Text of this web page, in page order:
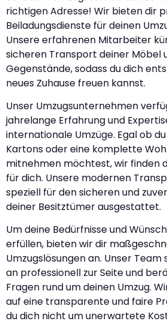
richtigen Adresse! Wir bieten dir
Beiladungsdienste für deinen
Unsere erfahrenen Mitarbeiter
sicheren Transport deiner Möbel
Gegenstände, sodass du dich
neues Zuhause freuen kannst.
Unser Umzugsunternehmen
jahrelange Erfahrung und
internationale Umzüge. Egal ob
Kartons oder eine komplette
mitnehmen möchtest, wir finden
für dich. Unsere modernen
speziell für den sicheren und
deiner Besitztümer ausgestattet.
Um deine Bedürfnisse und
erfüllen, bieten wir dir
Umzugslösungen an. Unser
an professionell zur Seite und
Fragen rund um deinen Umzug.
auf eine transparente und faire
du dich nicht um unerwartete